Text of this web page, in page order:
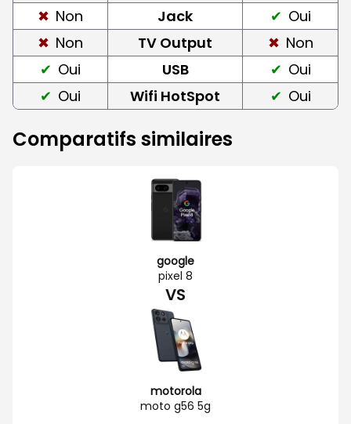
Non
Jack
Oui
Non
TV Output
Non
Oui
USB
Oui
Oui
Wifi HotSpot Oui
Comparatifs similaires
google
pixel 8
VS
motorola
moto g56 5g